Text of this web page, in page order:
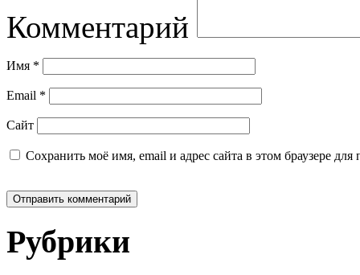
Комментарий
Имя *
Email *
Сайт
Сохранить моё имя, email и адрес сайта в этом браузере
Рубрики